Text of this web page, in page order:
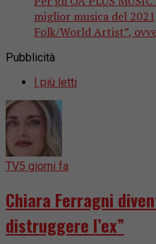
miglior musica del
Folk/World Artist”,
Pubblicità
I più letti
TV5 giorni fa
Chiara Ferragni
distruggere l’ex”